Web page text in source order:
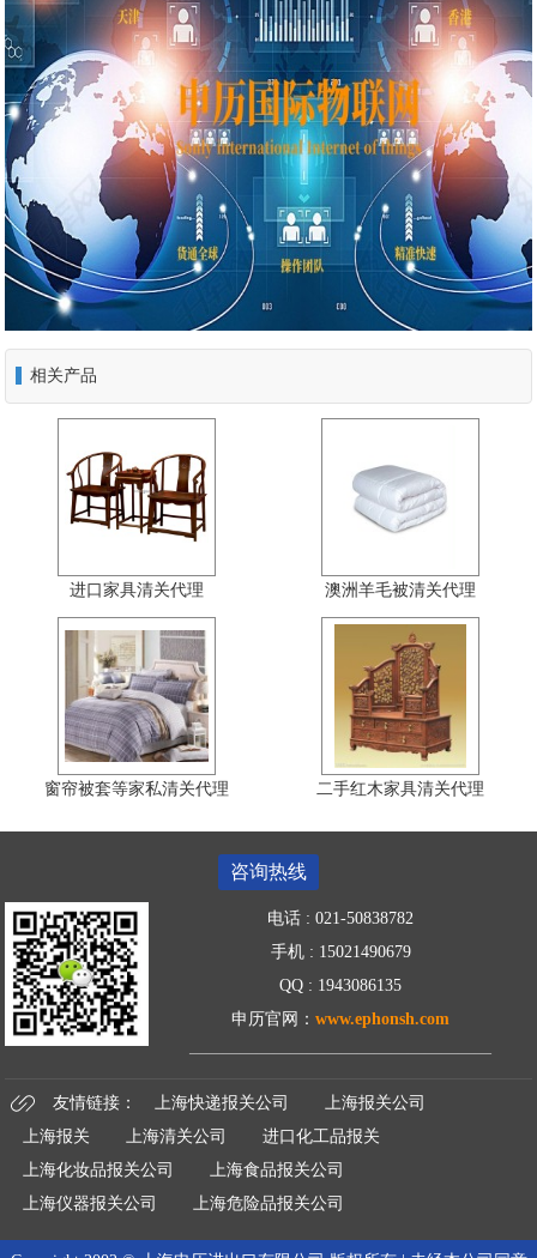
相关产品
进口家具清关代理 澳洲羊毛被清关代理
窗帘被套等家私清关代理 二手红木家具清关代理
咨询热线
电话 : 021-50838782
手机 : 15021490679
QQ : 1943086135
申历官网： www.ephonsh.com
——————————————————
友情链接： 上海快递报关公司
上海报关公司
上海报关
上海清关公司
进口化工品报关
上海化妆品报关公司
上海食品报关公司
上海仪器报关公司
上海危险品报关公司